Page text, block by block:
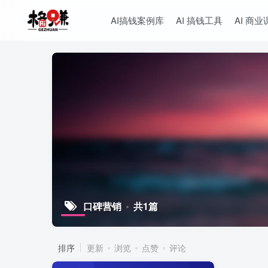
AI搞钱案例库 AI 搞钱工具 AI 商业
口碑营销 共1篇
排序 更新 浏览 点赞 评论